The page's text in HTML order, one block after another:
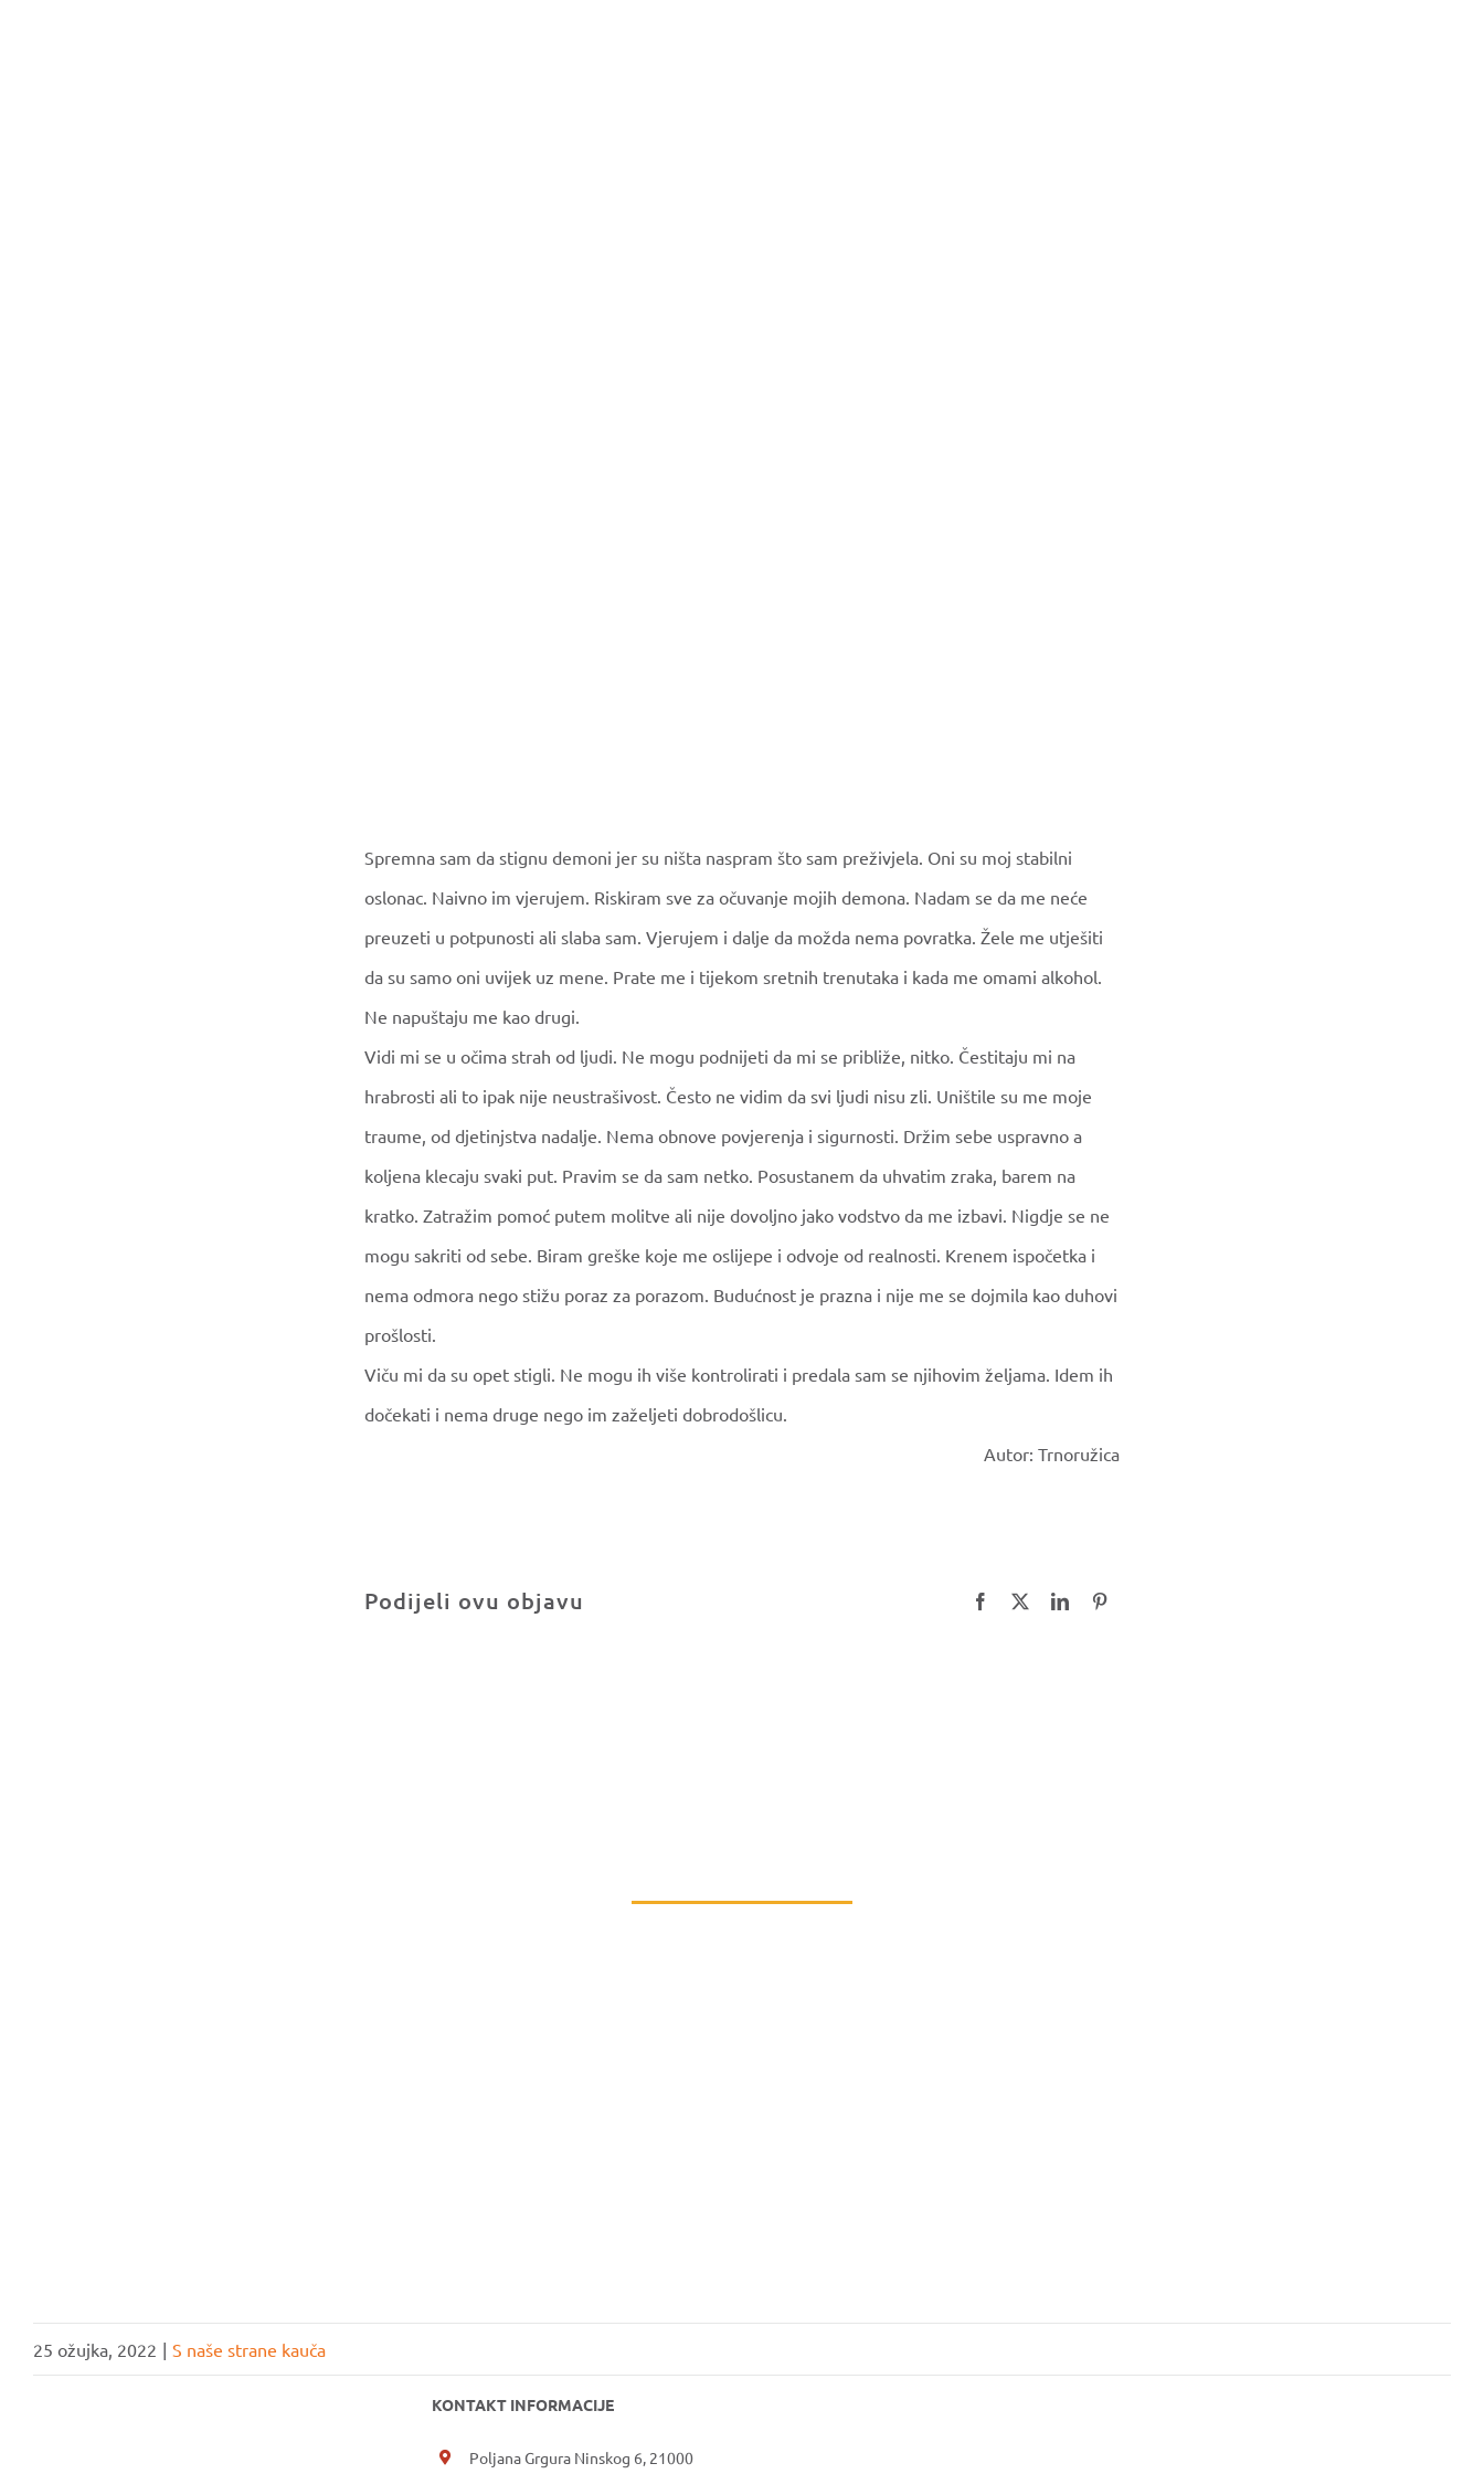
Spremna sam da stignu demoni jer su ništa naspram što sam preživjela. Oni su moj stabilni
oslonac. Naivno im vjerujem. Riskiram sve za očuvanje mojih demona. Nadam se da me neće
preuzeti u potpunosti ali slaba sam. Vjerujem i dalje da možda nema povratka. Žele me utješiti
da su samo oni uvijek uz mene. Prate me i tijekom sretnih trenutaka i kada me omami alkohol.
Ne napuštaju me kao drugi.
Vidi mi se u očima strah od ljudi. Ne mogu podnijeti da mi se približe, nitko. Čestitaju mi na
hrabrosti ali to ipak nije neustrašivost. Često ne vidim da svi ljudi nisu zli. Uništile su me moje
traume, od djetinjstva nadalje. Nema obnove povjerenja i sigurnosti. Držim sebe uspravno a
koljena klecaju svaki put. Pravim se da sam netko. Posustanem da uhvatim zraka, barem na
kratko. Zatražim pomoć putem molitve ali nije dovoljno jako vodstvo da me izbavi. Nigdje se ne
mogu sakriti od sebe. Biram greške koje me oslijepe i odvoje od realnosti. Krenem ispočetka i
nema odmora nego stižu poraz za porazom. Budućnost je prazna i nije me se dojmila kao duhovi
prošlosti.
Viču mi da su opet stigli. Ne mogu ih više kontrolirati i predala sam se njihovim željama. Idem ih
dočekati i nema druge nego im zaželjeti dobrodošlicu.
Autor: Trnoružica
Podijeli ovu objavu
25 ožujka, 2022 | S naše strane kauča
KONTAKT INFORMACIJE
Poljana Grgura Ninskog 6, 21000